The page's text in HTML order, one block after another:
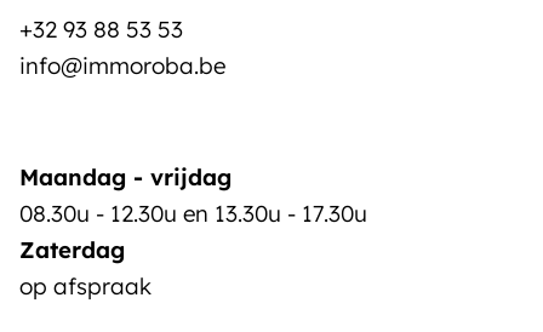
+32 93 88 53 53
info@immoroba.be
Maandag - vrijdag
08.30u - 12.30u en 13.30u - 17.30u
Zaterdag
op afspraak